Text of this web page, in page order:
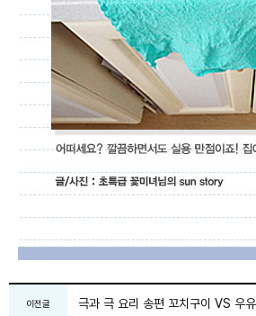
이전글 극과 극 요리 송편 꼬치구이 VS 우